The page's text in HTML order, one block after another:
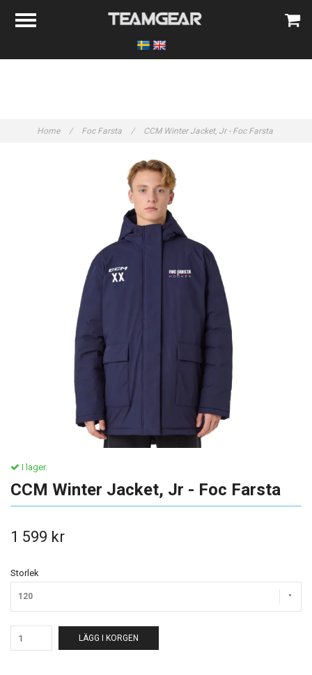
Home / Foc Farsta / CCM Winter Jacket, Jr - Foc Farsta
I lager.
CCM Winter Jacket, Jr - Foc Farsta
1 599 kr
Storlek
120
LÄGG I KORGEN